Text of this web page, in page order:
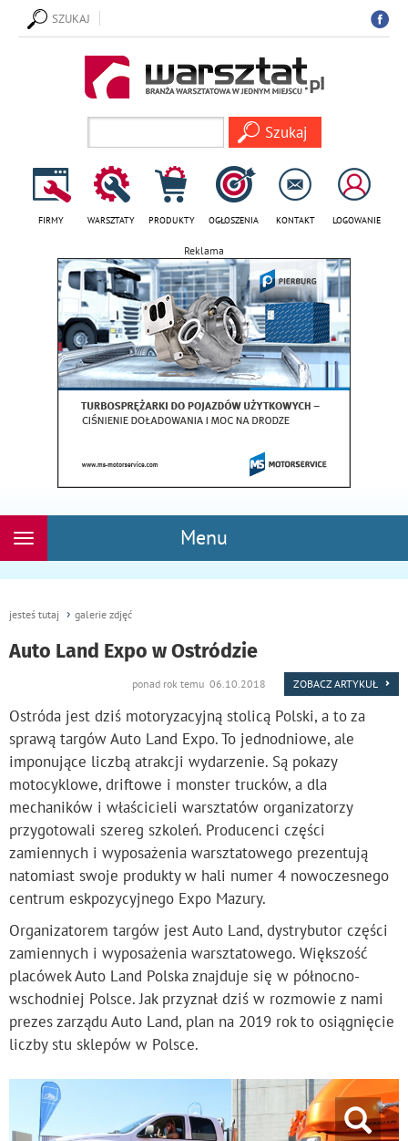
SZUKAJ
FIRMY WARSZTATY PRODUKTY OGŁOSZENIA KONTAKT LOGOWANIE
Reklama
Menu
Rozwiń
jesteś tutaj galerie zdjęć
Auto Land Expo w Ostródzie
ponad rok temu 06.10.2018 ZOBACZ ARTYKUŁ
Ostróda jest dziś motoryzacyjną stolicą Polski, a to za
sprawą targów Auto Land Expo. To jednodniowe, ale
imponujące liczbą atrakcji wydarzenie. Są pokazy
motocyklowe, driftowe i monster trucków, a dla
mechaników i właścicieli warsztatów organizatorzy
przygotowali szereg szkoleń. Producenci części
zamiennych i wyposażenia warsztatowego prezentują
natomiast swoje produkty w hali numer 4 nowoczesnego
centrum eskpozycyjnego Expo Mazury.
Organizatorem targów jest Auto Land, dystrybutor części
zamiennych i wyposażenia warsztatowego. Większość
placówek Auto Land Polska znajduje się w północno-
wschodniej Polsce. Jak przyznał dziś w rozmowie z nami
prezes zarządu Auto Land, plan na 2019 rok to osiągnięcie
liczby stu sklepów w Polsce.